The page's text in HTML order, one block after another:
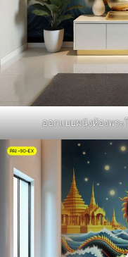
ออกแบบผนังห้องพระ